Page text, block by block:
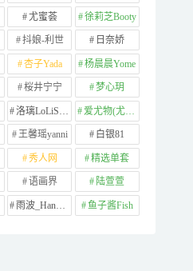
尤蜜荟 徐莉芝Booty
抖娘-利世 日奈娇
杏子Yada 杨晨晨Yome
桜井宁宁 梦心玥
洛璃LoLiSAMA 爱尤物(尤果网)
王馨瑶yanni 白银81
秀人网 精选单套
语画界 陆萱萱
雨波_HaneAme 鱼子酱Fish